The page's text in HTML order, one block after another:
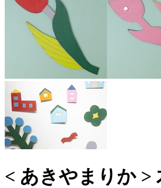
< あきやまりか >